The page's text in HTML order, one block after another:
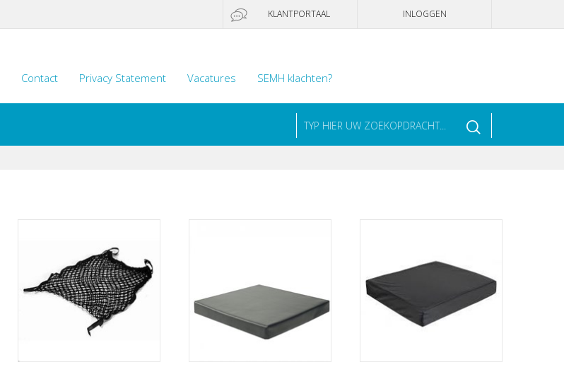
KLANTPORTAAL INLOGGEN
Contact Privacy Statement Vacatures SEMH klachten?